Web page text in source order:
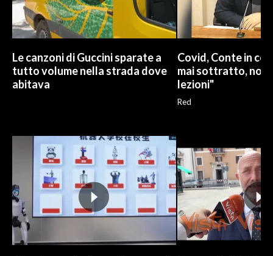
Le canzoni di Guccini sparate a
tutto volume nella strada dove
abitava
Covid, Conte in
mai sottratto, non
lezioni"
Red